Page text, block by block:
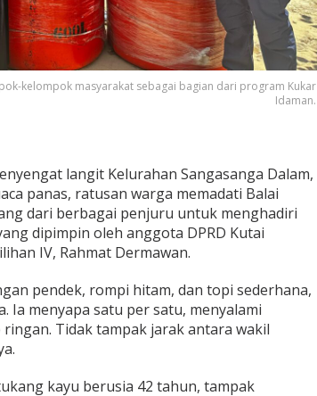
kelompok masyarakat sebagai bagian dari program Kukar
Idaman.
langit Kelurahan Sangasanga Dalam,
panas, ratusan warga memadati Balai
dari berbagai penjuru untuk menghadiri
dipimpin oleh anggota DPRD Kutai
IV, Rahmat Dermawan.
pendek, rompi hitam, dan topi sederhana,
Ia menyapa satu per satu, menyalami
Tidak tampak jarak antara wakil
kayu berusia 42 tahun, tampak